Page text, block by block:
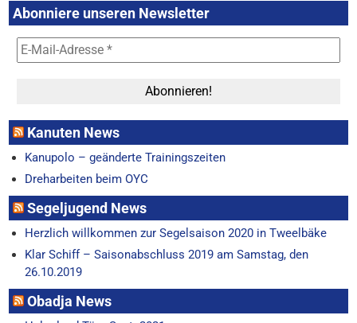
Abonniere unseren Newsletter
Kanuten News
Kanupolo – geänderte Trainingszeiten
Dreharbeiten beim OYC
Segeljugend News
Herzlich willkommen zur Segelsaison 2020 in Tweelbäke
Klar Schiff – Saisonabschluss 2019 am Samstag, den
26.10.2019
Obadja News